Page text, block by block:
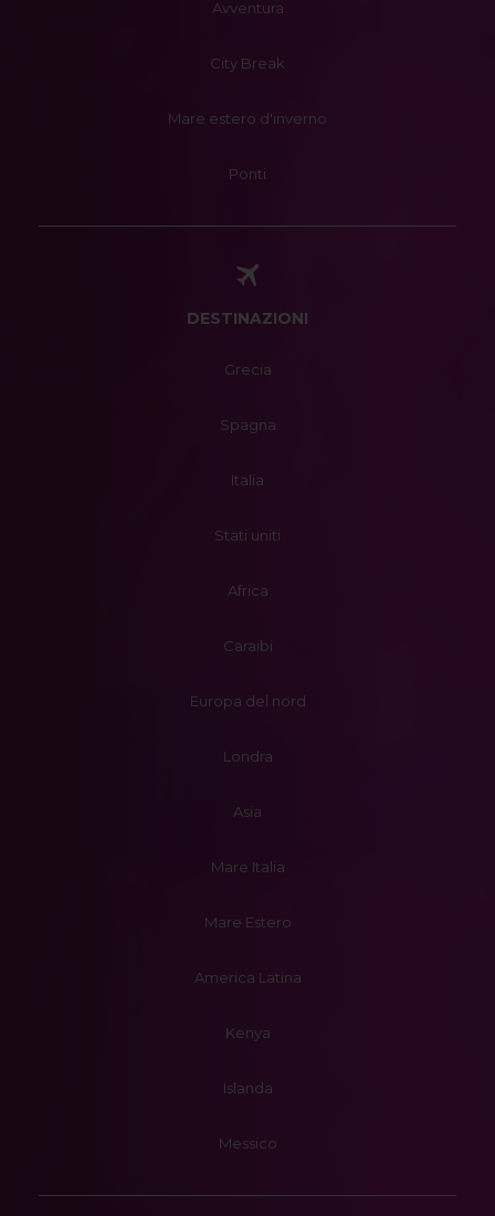
Avventura
City Break
Mare estero d'inverno
Ponti
DESTINAZIONI
Grecia
Spagna
Italia
Stati uniti
Africa
Caraibi
Europa del nord
Londra
Asia
Mare Italia
Mare Estero
America Latina
Kenya
Islanda
Messico